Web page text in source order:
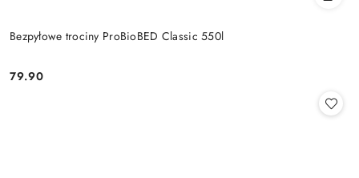
Bezpyłowe trociny ProBioBED Classic 550l
Cena:
79.90